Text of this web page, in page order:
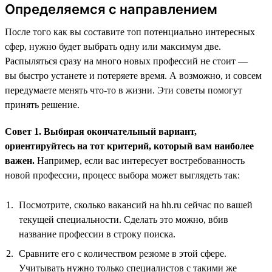
Определяемся с направлением
После того как вы составите топ потенциально интересных
сфер, нужно будет выбрать одну или максимум две.
Распыляться сразу на много новых профессий не стоит —
вы быстро устанете и потеряете время. А возможно, и совсем
передумаете менять что-то в жизни. Эти советы помогут
принять решение.
Совет 1. Выбирая окончательный вариант,
ориентируйтесь на тот критерий, который вам наиболее
важен. Например, если вас интересует востребованность
новой профессии, процесс выбора может выглядеть так:
Посмотрите, сколько вакансий на hh.ru сейчас по вашей
текущей специальности. Сделать это можно, вбив
название профессии в строку поиска.
Сравните его с количеством резюме в этой сфере.
Учитывать нужно только специалистов с такими же